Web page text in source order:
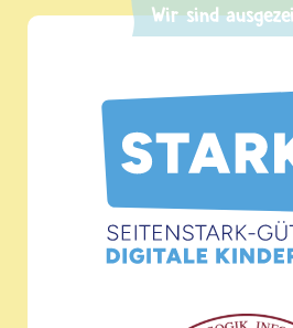
Wir sind